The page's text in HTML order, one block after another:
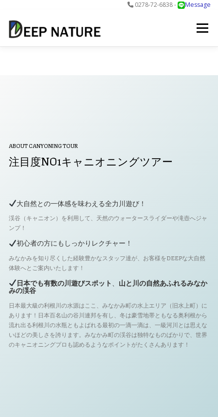
0278-72-6838 -
Message
メニュー
ABOUT CANYONING TOUR
注目度NO1キャニオニングツアー
大自然との一体感を味わえる全力川遊び！
渓谷（キャニオン）を利用して、天然のウォータースライダーや滝壺へジャ
ンプ！
初心者の方にもしっかりレクチャー！
みなかみを知り尽くした経験豊かなスタッフ達が、お客様をDEEPな大自然
体験へとご案内いたします！
日本でも有数の川遊びスポット 山と川の自然あふれるみなか
みの渓谷
日本最大級の利根川の水源はここ、みなかみ町の水上エリア（旧水上町）に
あります！日本百名山の谷川連邦を有し、冬は豪雪地帯ともなる奥利根から
流れ出る利根川の水瓶ともよばれる最初の一滴一滴は、一級河川とは思えな
いほどの美しさを誇ります。みなかみ町の渓谷は独特なものばかりで、世界
のキャニオニングプロも認めるようなポイントがたくさんあります！